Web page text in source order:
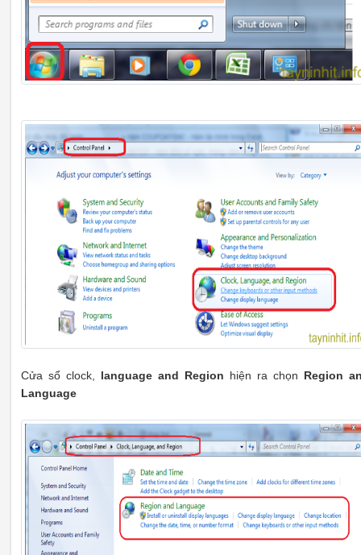
Cửa sổ clock, language and Region hiện ra chọn Region
Language